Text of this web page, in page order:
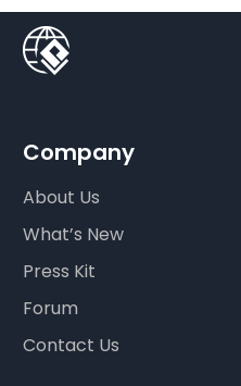
Company
About Us
What’s New
Press Kit
Forum
Contact Us